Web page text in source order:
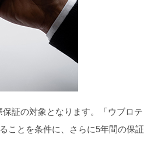
証の対象となります。「ウブロテ
ことを条件に、さらに5年間の保証